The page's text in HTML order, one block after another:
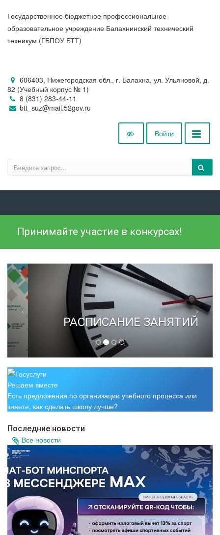
Государственное бюджетное профессиональное
образовательное учреждение Балахнинский технический
техникум (ГБПОУ БТТ)
606403, Нижегородская обл., г. Балахна, ул. Ульяновой, д.
82 (Учебный корпус № 1)
8 (831) 283-44-11
btt_suz@mail.52gov.ru
Войти
Принимайте участие в конкурсах!
РАСПИСАНИЕ ЗАНЯТИЙ
Решаем вместе
Есть предложения по организации учебного процесса или
знаете, как сделать школу лучше?
Последние новости
Все новости